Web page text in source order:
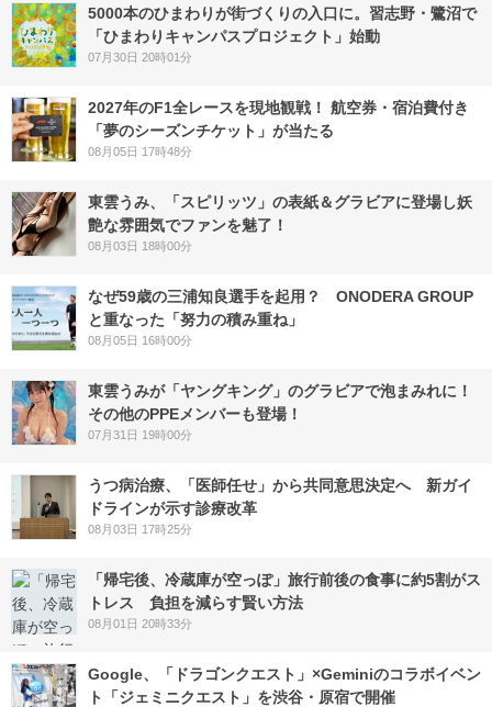
5000本のひまわりが街づくりの入口に。習志野・鷺沼で
「ひまわりキャンパスプロジェクト」始動
07月30日 20時01分
2027年のF1全レースを現地観戦！ 航空券・宿泊費付き
「夢のシーズンチケット」が当たる
08月05日 17時48分
東雲うみ、「スピリッツ」の表紙＆グラビアに登場し妖
艶な雰囲気でファンを魅了！
08月03日 18時00分
なぜ59歳の三浦知良選手を起用？ ONODERA GROUP
と重なった「努力の積み重ね」
08月05日 16時00分
東雲うみが「ヤングキング」のグラビアで泡まみれに！
その他のPPEメンバーも登場！
07月31日 19時00分
うつ病治療、「医師任せ」から共同意思決定へ 新ガイ
ドラインが示す診療改革
08月03日 17時25分
「帰宅後、冷蔵庫が空っぽ」旅行前後の食事に約5割がス
トレス 負担を減らす賢い方法
08月01日 20時33分
Google、「ドラゴンクエスト」×Geminiのコラボイベン
ト「ジェミニクエスト」を渋谷・原宿で開催